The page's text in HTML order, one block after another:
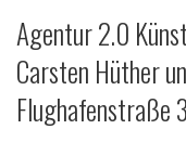
Agentur 2.0
Carsten Hüther
Flughafenstraße